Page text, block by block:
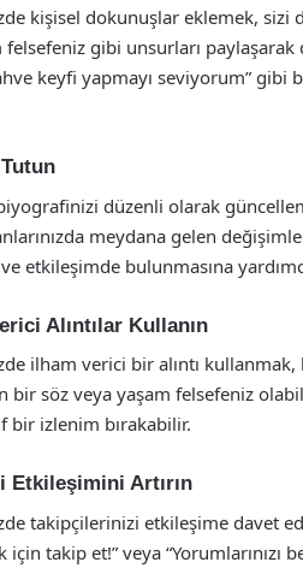
kişisel dokunuşlar eklemek, sizi
felsefeniz gibi unsurları
keyfi yapmayı seviyorum” gibi
düzenli olarak
meydana gelen
ve etkileşimde bulunmasına
Alıntılar Kullanın
ilham verici bir alıntı kullanmak,
bir söz veya yaşam felsefeniz
bir izlenim bırakabilir.
Etkileşimini Artırın
takipçilerinizi etkileşime davet
için takip et!” veya